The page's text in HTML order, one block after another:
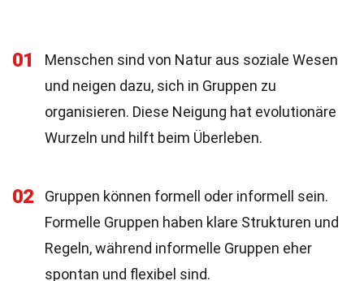
01
Menschen sind von Natur aus soziale Wesen
und neigen dazu, sich in Gruppen zu
organisieren. Diese Neigung hat evolutionäre
Wurzeln und hilft beim Überleben.
02
Gruppen können formell oder informell sein.
Formelle Gruppen haben klare Strukturen und
Regeln, während informelle Gruppen eher
spontan und flexibel sind.